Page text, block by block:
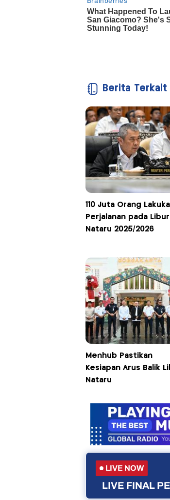
Berita Terkait
110 Juta Orang
Perjalanan pada Libur
Nataru 2025/2026
Menhub Pastikan
Kesiapan Arus Balik
Nataru
LIVE NOW
LIVE FINAL